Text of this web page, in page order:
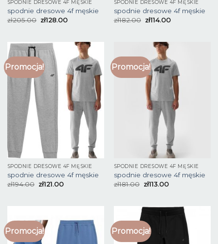
SPODNIE DRESOWE 4F MĘSKIE
spodnie dresowe 4f męskie
zł205.00 zł128.00
SPODNIE DRESOWE 4F MĘSKIE
spodnie dresowe 4f męskie
zł182.00 zł114.00
Promocja!
SPODNIE DRESOWE 4F MĘSKIE
spodnie dresowe 4f męskie
zł194.00 zł121.00
Promocja!
SPODNIE DRESOWE 4F MĘSKIE
spodnie dresowe 4f męskie
zł181.00 zł113.00
Promocja! Promocja!